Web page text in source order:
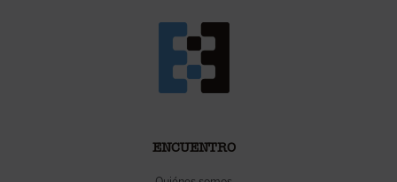
ENCUENTRO